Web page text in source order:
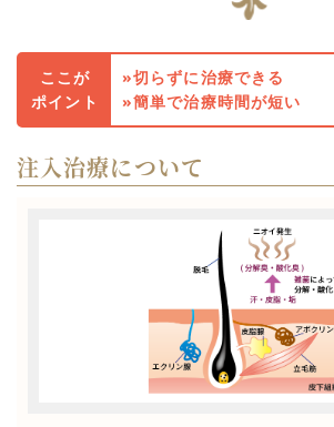
ここが
ポイント
切らずに治療できる
簡単で治療時間が短い
注入治療について